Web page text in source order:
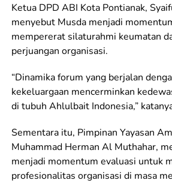
Ketua DPD ABI Kota Pontianak,
menyebut Musda menjadi
mempererat silaturahmi keumatan
perjuangan organisasi.
“Dinamika forum yang berjalan
kekeluargaan mencerminkan
di tubuh Ahlulbait Indonesia,”
Sementara itu, Pimpinan Yayasan
Muhammad Herman Al Muthahar,
menjadi momentum evaluasi untuk
profesionalitas organisasi di masa